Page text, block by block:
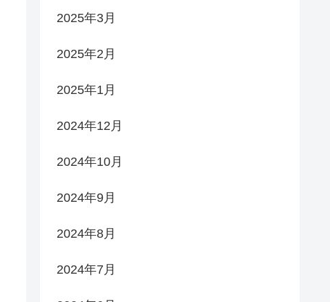
2025年3月
2025年2月
2025年1月
2024年12月
2024年10月
2024年9月
2024年8月
2024年7月